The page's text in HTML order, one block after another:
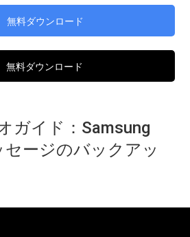
無料ダウンロード
無料ダウンロード
ガイド：Samsung
セージのバックアッ